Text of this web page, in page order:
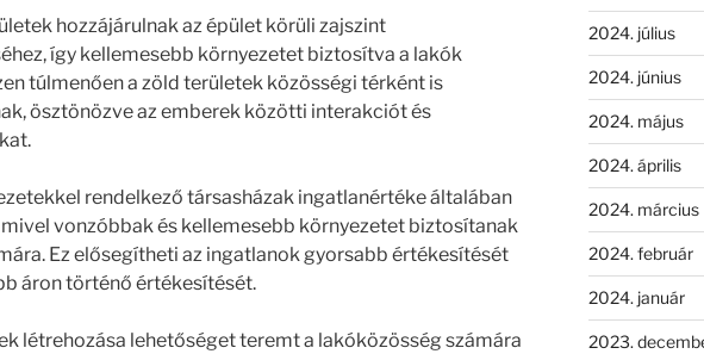
hozzájárulnak az épület körüli zajszint
így kellemesebb környezetet biztosítva a lakók
túlmenően a zöld területek közösségi térként is
ösztönözve az emberek közötti interakciót és
rendelkező társasházak ingatlanértéke általában
vonzóbbak és kellemesebb környezetet biztosítanak
Ez elősegítheti az ingatlanok gyorsabb értékesítését
áron történő értékesítését.
létrehozása lehetőséget teremt a lakóközösség számára
2024. július
2024. június
2024. május
2024. április
2024. március
2024. február
2024. január
2023.